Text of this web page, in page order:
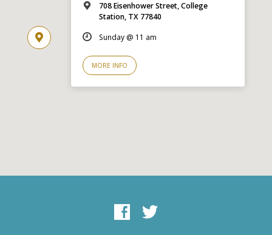
708 Eisenhower Street, College
Station, TX 77840
Sunday @ 11 am
MORE INFO